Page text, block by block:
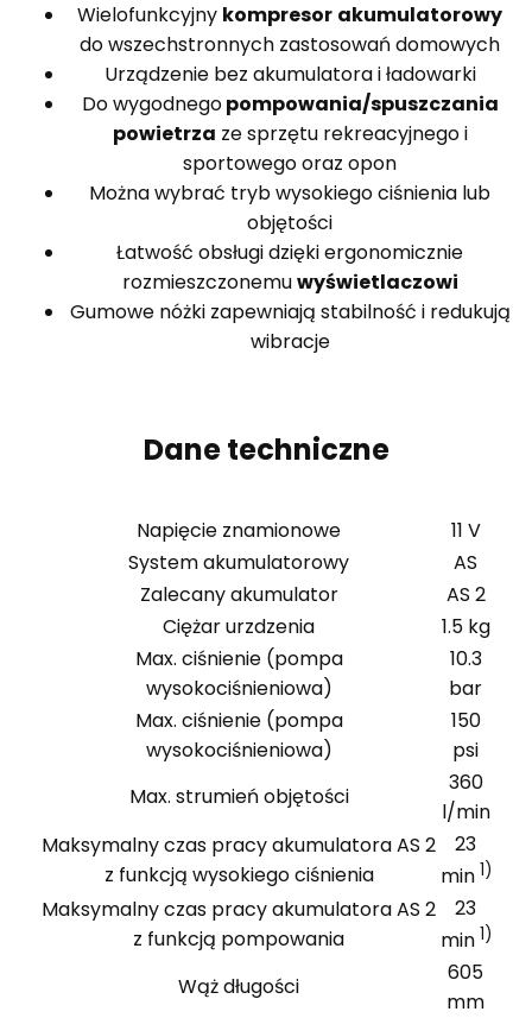
Wielofunkcyjny kompresor akumulatorowy
do wszechstronnych zastosowań domowych
Urządzenie bez akumulatora i ładowarki
Do wygodnegopompowania/spuszczania
powietrza ze sprzętu rekreacyjnego i
sportowego oraz opon
Można wybrać tryb wysokiego ciśnienia lub
objętości
Łatwość obsługi dzięki ergonomicznie
rozmieszczonemuwyświetlaczowi
Gumowe nóżki zapewniają stabilność i redukują
wibracje
Dane techniczne
Napięcie znamionowe
11 V
System akumulatorowy
AS
Zalecany akumulator
AS 2
Ciężar urzdzenia
1.5 kg
Max. ciśnienie (pompa
wysokociśnieniowa)
10.3
bar
Max. ciśnienie (pompa
wysokociśnieniowa)
150
psi
Max. strumień objętości
360
l/min
Maksymalny czas pracy akumulatora AS 2
z funkcją wysokiego ciśnienia
23
min 1)
Maksymalny czas pracy akumulatora AS 2
z funkcją pompowania
23
min 1)
Wąż długości
605
mm